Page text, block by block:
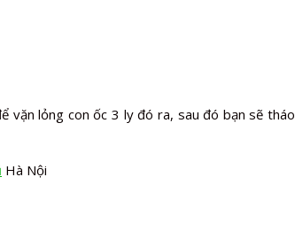
vặn lỏng con ốc 3 ly đó ra, sau đó bạn sẽ
Hà Nội